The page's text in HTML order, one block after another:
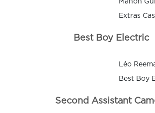
Manon
Extras
Best Boy Electric
Léo
Best Boy
Second Assistant